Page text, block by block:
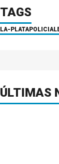
TAGS
LA-PLATA
ÚLTIMAS